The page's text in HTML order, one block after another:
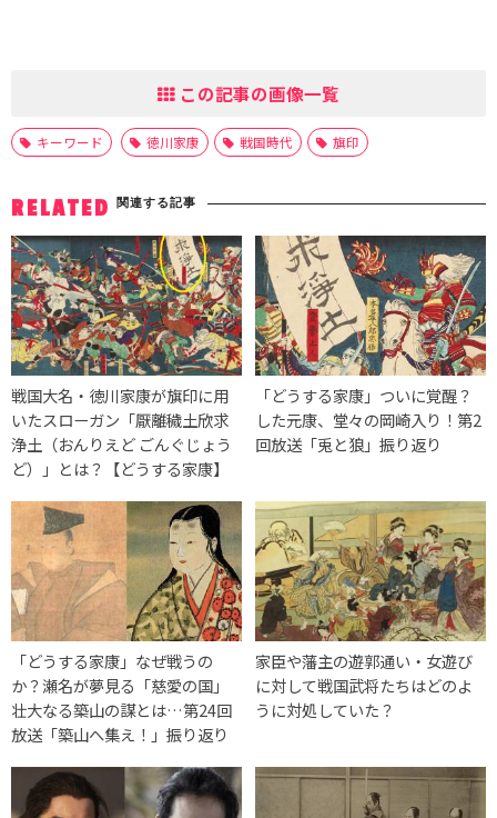
この記事の画像一覧
キーワード 徳川家康 戦国時代 旗印
RELATED 関連する記事
戦国大名・徳川家康が旗印に用
いたスローガン「厭離穢土欣求
浄土（おんりえど ごんぐじょう
ど）」とは？【どうする家康】
「どうする家康」ついに覚醒？
した元康、堂々の岡崎入り！第2
回放送「兎と狼」振り返り
「どうする家康」なぜ戦うの
か？瀬名が夢見る「慈愛の国」
壮大なる築山の謀とは…第24回
放送「築山へ集え！」振り返り
家臣や藩主の遊郭通い・女遊び
に対して戦国武将たちはどのよ
うに対処していた？